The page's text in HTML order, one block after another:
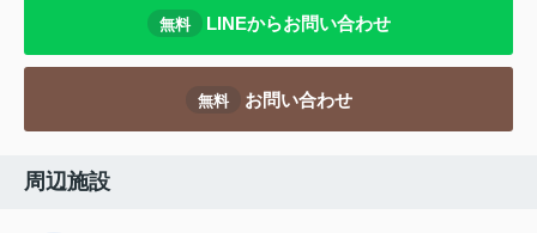
無料 LINEからお問い合わせ
無料 お問い合わせ
周辺施設